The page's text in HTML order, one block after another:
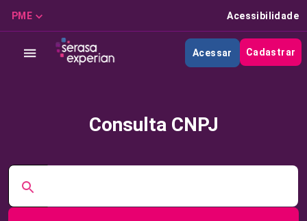
PME Acessibilidade
Acessar Cadastrar
Consulta CNPJ